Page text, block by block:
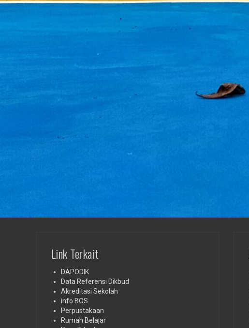
Link Terkait
DAPODIK
Data Referensi Dikbud
Akreditasi Sekolah
info BOS
Perpustakaan
Rumah Belajar